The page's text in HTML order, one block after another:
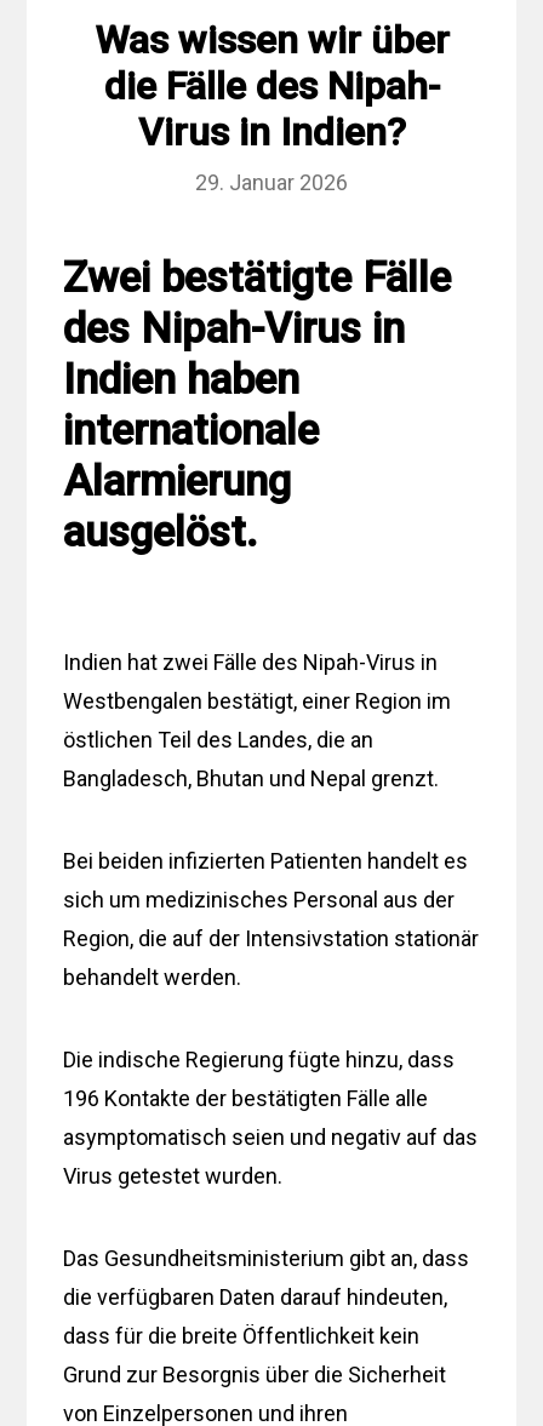
Was wissen wir über
die Fälle des Nipah-
Virus in Indien?
29. Januar 2026
Zwei bestätigte Fälle
des Nipah-Virus in
Indien haben
internationale
Alarmierung
ausgelöst.
Indien hat zwei Fälle des Nipah-Virus in
Westbengalen bestätigt, einer Region im
östlichen Teil des Landes, die an
Bangladesch, Bhutan und Nepal grenzt.
Bei beiden infizierten Patienten handelt es
sich um medizinisches Personal aus der
Region, die auf der Intensivstation stationär
behandelt werden.
Die indische Regierung fügte hinzu, dass
196 Kontakte der bestätigten Fälle alle
asymptomatisch seien und negativ auf das
Virus getestet wurden.
Das Gesundheitsministerium gibt an, dass
die verfügbaren Daten darauf hindeuten,
dass für die breite Öffentlichkeit kein
Grund zur Besorgnis über die Sicherheit
von Einzelpersonen und ihren